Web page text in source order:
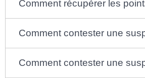
Comment récupérer les
Comment contester une
Comment contester une